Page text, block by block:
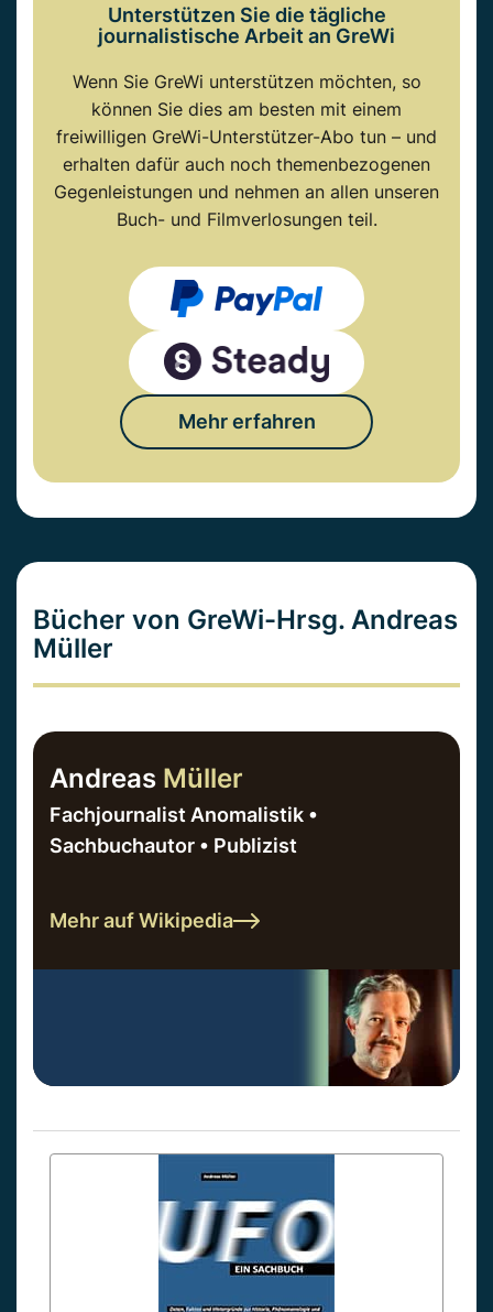
Unterstützen Sie die tägliche
journalistische Arbeit an GreWi
Wenn Sie GreWi unterstützen möchten, so
können Sie dies am besten mit einem
freiwilligen GreWi-Unterstützer-Abo tun – und
erhalten dafür auch noch themenbezogenen
Gegenleistungen und nehmen an allen unseren
Buch- und Filmverlosungen teil.
Mehr erfahren
Bücher von GreWi-Hrsg. Andreas
Müller
Andreas Müller
Fachjournalist Anomalistik •
Sachbuchautor • Publizist
Mehr auf Wikipedia